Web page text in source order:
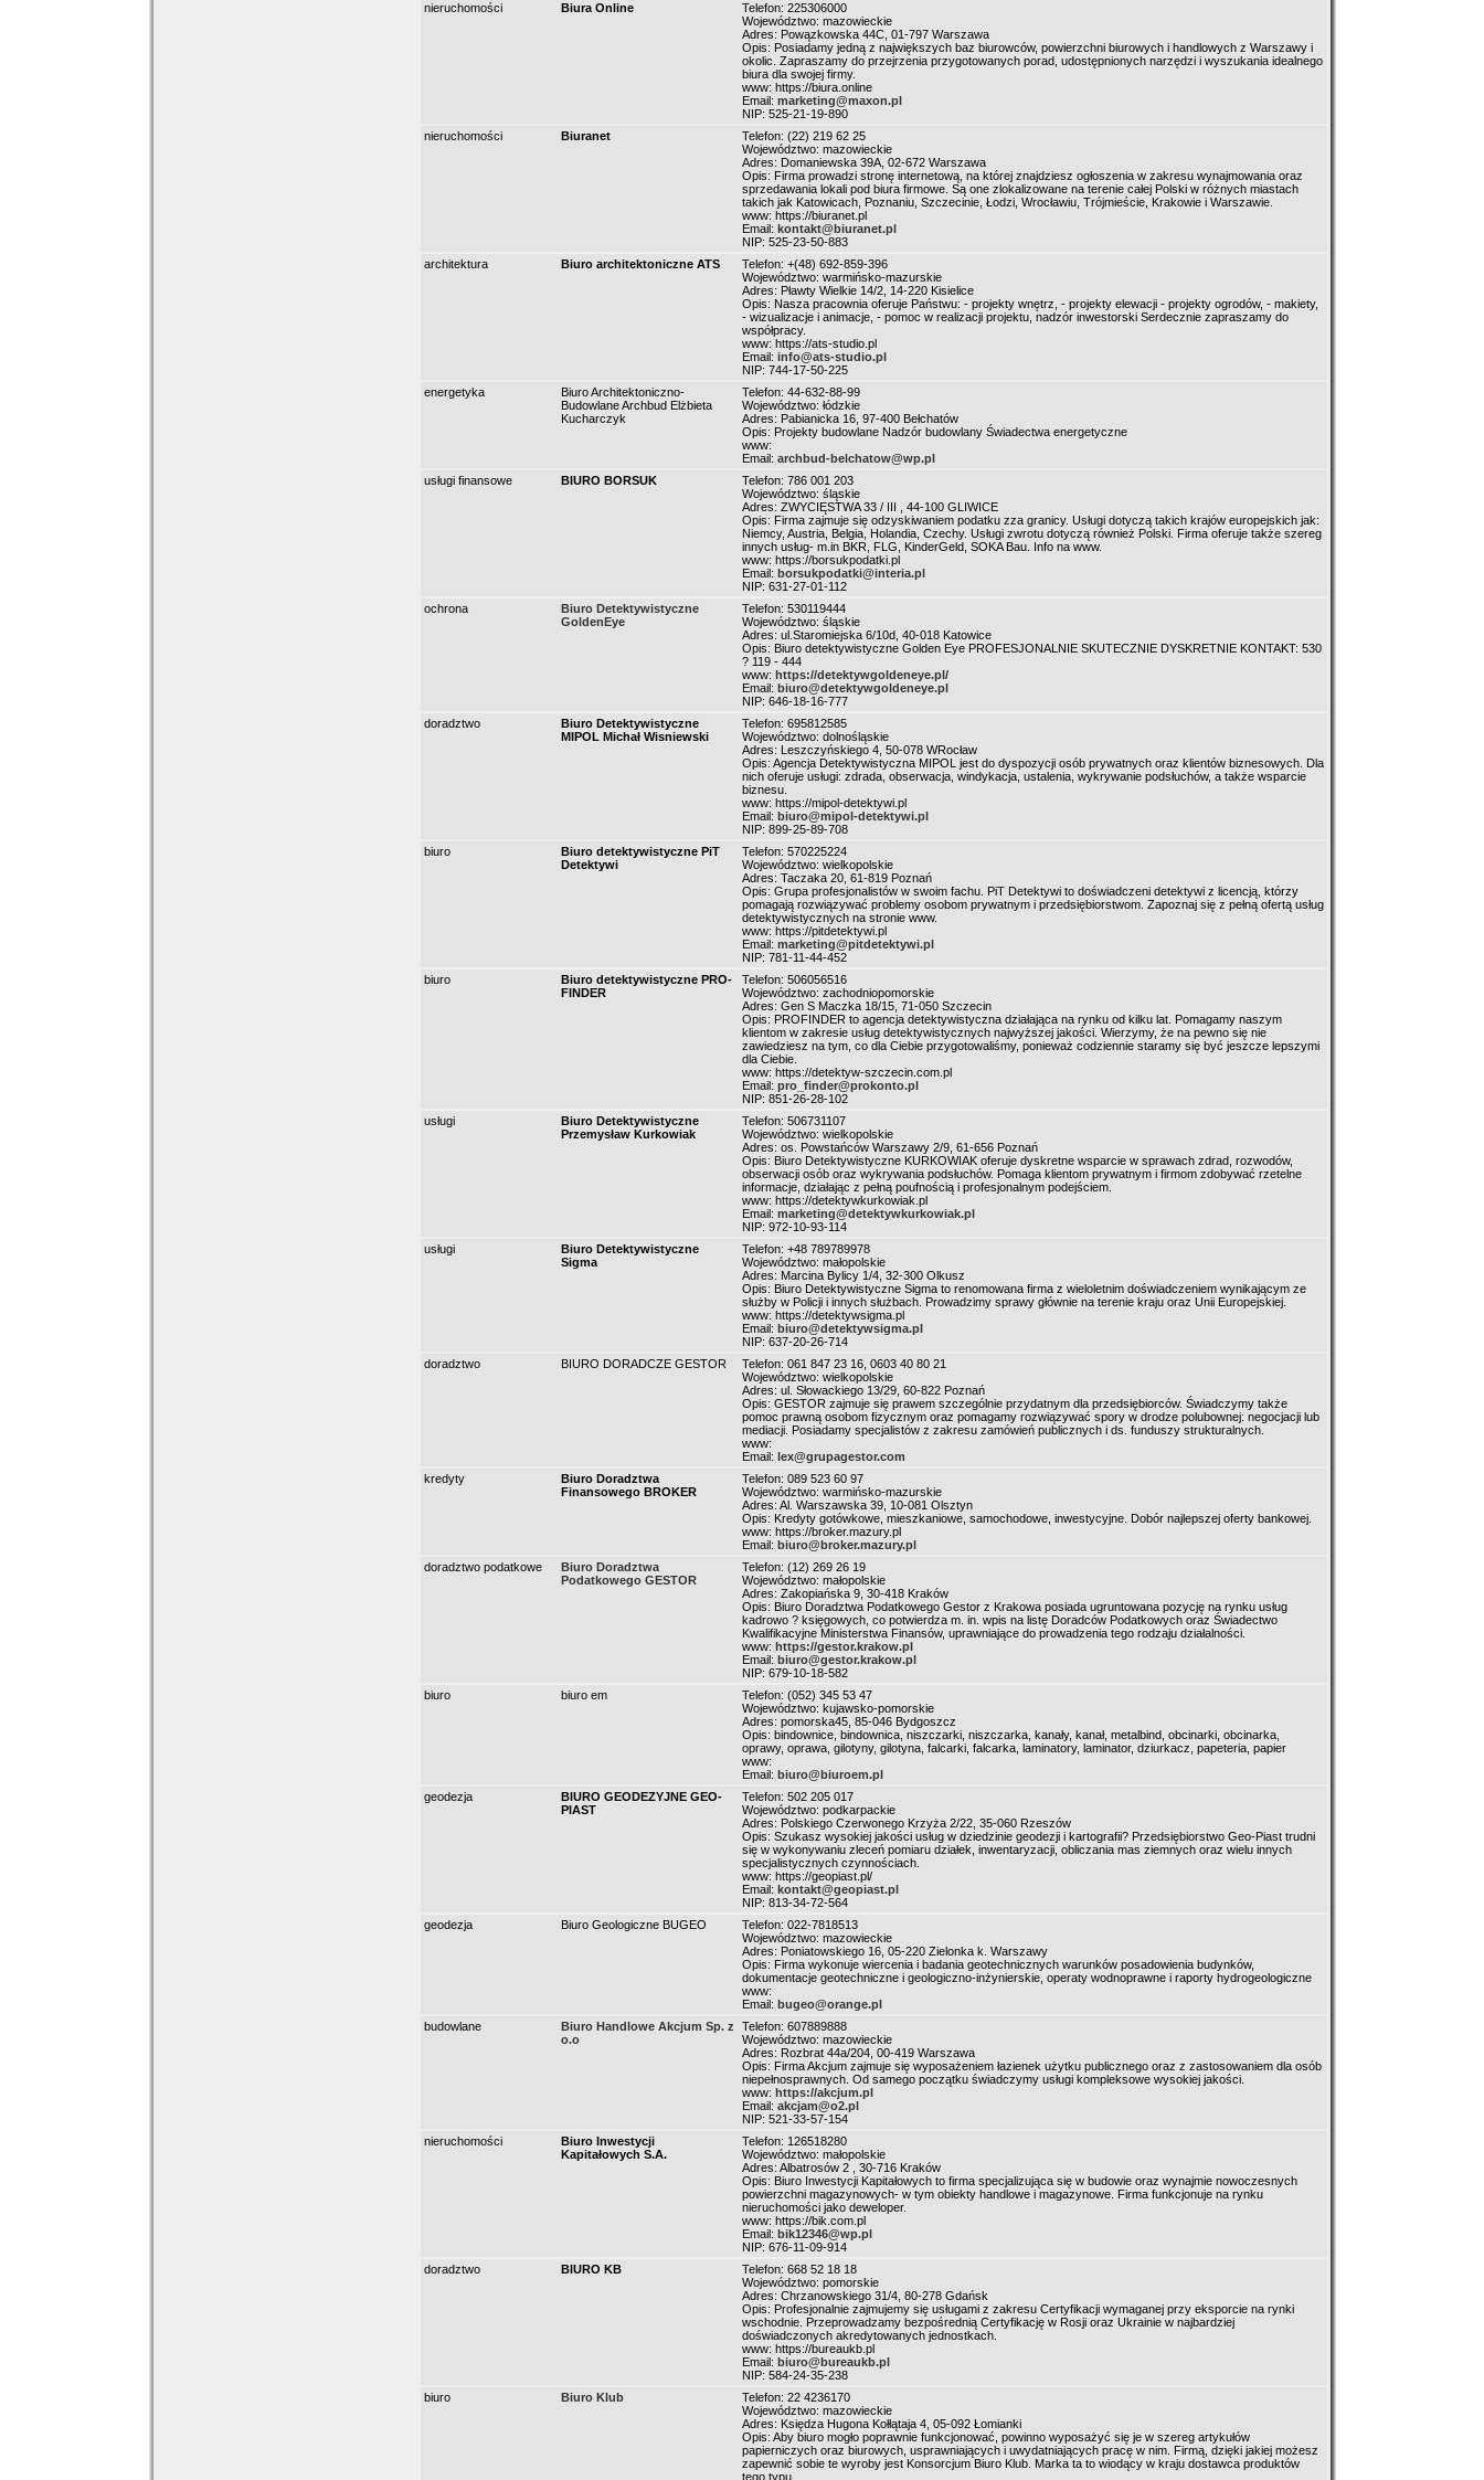
nieruchomości
Biura Online
Telefon: 225306000
Województwo: mazowieckie
Adres: Powązkowska 44C, 01-797 Warszawa
Opis: Posiadamy jedną z największych baz biurowców, powierzchni biurowych i handlowych z Warszawy i
okolic. Zapraszamy do przejrzenia przygotowanych porad, udostępnionych narzędzi i wyszukania idealnego
biura dla swojej firmy.
www: https://biura.online
Email: marketing@maxon.pl
NIP: 525-21-19-890
nieruchomości
Biuranet
Telefon: (22) 219 62 25
Województwo: mazowieckie
Adres: Domaniewska 39A, 02-672 Warszawa
Opis: Firma prowadzi stronę internetową, na której znajdziesz ogłoszenia w zakresu wynajmowania oraz
sprzedawania lokali pod biura firmowe. Są one zlokalizowane na terenie całej Polski w różnych miastach
takich jak Katowicach, Poznaniu, Szczecinie, Łodzi, Wrocławiu, Trójmieście, Krakowie i Warszawie.
www: https://biuranet.pl
Email: kontakt@biuranet.pl
NIP: 525-23-50-883
architektura
Biuro architektoniczne ATS
Telefon: +(48) 692-859-396
Województwo: warmińsko-mazurskie
Adres: Pławty Wielkie 14/2, 14-220 Kisielice
Opis: Nasza pracownia oferuje Państwu: - projekty wnętrz, - projekty elewacji - projekty ogrodów, - makiety,
- wizualizacje i animacje, - pomoc w realizacji projektu, nadzór inwestorski Serdecznie zapraszamy do
współpracy.
www: https://ats-studio.pl
Email: info@ats-studio.pl
NIP: 744-17-50-225
energetyka
Biuro Architektoniczno-
Budowlane Archbud Elżbieta
Kucharczyk
Telefon: 44-632-88-99
Województwo: łódzkie
Adres: Pabianicka 16, 97-400 Bełchatów
Opis: Projekty budowlane Nadzór budowlany Świadectwa energetyczne
www:
Email: archbud-belchatow@wp.pl
usługi finansowe
BIURO BORSUK
Telefon: 786 001 203
Województwo: śląskie
Adres: ZWYCIĘSTWA 33 / III , 44-100 GLIWICE
Opis: Firma zajmuje się odzyskiwaniem podatku zza granicy. Usługi dotyczą takich krajów europejskich jak:
Niemcy, Austria, Belgia, Holandia, Czechy. Usługi zwrotu dotyczą również Polski. Firma oferuje także szereg
innych usług- m.in BKR, FLG, KinderGeld, SOKA Bau. Info na www.
www: https://borsukpodatki.pl
Email: borsukpodatki@interia.pl
NIP: 631-27-01-112
ochrona
Biuro Detektywistyczne
GoldenEye
Telefon: 530119444
Województwo: śląskie
Adres: ul.Staromiejska 6/10d, 40-018 Katowice
Opis: Biuro detektywistyczne Golden Eye PROFESJONALNIE SKUTECZNIE DYSKRETNIE KONTAKT: 530
? 119 - 444
www: https://detektywgoldeneye.pl/
Email: biuro@detektywgoldeneye.pl
NIP: 646-18-16-777
doradztwo
Biuro Detektywistyczne
MIPOL Michał Wisniewski
Telefon: 695812585
Województwo: dolnośląskie
Adres: Leszczyńskiego 4, 50-078 WRocław
Opis: Agencja Detektywistyczna MIPOL jest do dyspozycji osób prywatnych oraz klientów biznesowych. Dla
nich oferuje usługi: zdrada, obserwacja, windykacja, ustalenia, wykrywanie podsłuchów, a także wsparcie
biznesu.
www: https://mipol-detektywi.pl
Email: biuro@mipol-detektywi.pl
NIP: 899-25-89-708
biuro
Biuro detektywistyczne PiT
Detektywi
Telefon: 570225224
Województwo: wielkopolskie
Adres: Taczaka 20, 61-819 Poznań
Opis: Grupa profesjonalistów w swoim fachu. PiT Detektywi to doświadczeni detektywi z licencją, którzy
pomagają rozwiązywać problemy osobom prywatnym i przedsiębiorstwom. Zapoznaj się z pełną ofertą usług
detektywistycznych na stronie www.
www: https://pitdetektywi.pl
Email: marketing@pitdetektywi.pl
NIP: 781-11-44-452
biuro
Biuro detektywistyczne PRO-
FINDER
Telefon: 506056516
Województwo: zachodniopomorskie
Adres: Gen S Maczka 18/15, 71-050 Szczecin
Opis: PROFINDER to agencja detektywistyczna działająca na rynku od kilku lat. Pomagamy naszym
klientom w zakresie usług detektywistycznych najwyższej jakości. Wierzymy, że na pewno się nie
zawiedziesz na tym, co dla Ciebie przygotowaliśmy, ponieważ codziennie staramy się być jeszcze lepszymi
dla Ciebie.
www: https://detektyw-szczecin.com.pl
Email: pro_finder@prokonto.pl
NIP: 851-26-28-102
usługi
Biuro Detektywistyczne
Przemysław Kurkowiak
Telefon: 506731107
Województwo: wielkopolskie
Adres: os. Powstańców Warszawy 2/9, 61-656 Poznań
Opis: Biuro Detektywistyczne KURKOWIAK oferuje dyskretne wsparcie w sprawach zdrad, rozwodów,
obserwacji osób oraz wykrywania podsłuchów. Pomaga klientom prywatnym i firmom zdobywać rzetelne
informacje, działając z pełną poufnością i profesjonalnym podejściem.
www: https://detektywkurkowiak.pl
Email: marketing@detektywkurkowiak.pl
NIP: 972-10-93-114
usługi
Biuro Detektywistyczne
Sigma
Telefon: +48 789789978
Województwo: małopolskie
Adres: Marcina Bylicy 1/4, 32-300 Olkusz
Opis: Biuro Detektywistyczne Sigma to renomowana firma z wieloletnim doświadczeniem wynikającym ze
służby w Policji i innych służbach. Prowadzimy sprawy głównie na terenie kraju oraz Unii Europejskiej.
www: https://detektywsigma.pl
Email: biuro@detektywsigma.pl
NIP: 637-20-26-714
doradztwo
BIURO DORADCZE GESTOR
Telefon: 061 847 23 16, 0603 40 80 21
Województwo: wielkopolskie
Adres: ul. Słowackiego 13/29, 60-822 Poznań
Opis: GESTOR zajmuje się prawem szczególnie przydatnym dla przedsiębiorców. Świadczymy także
pomoc prawną osobom fizycznym oraz pomagamy rozwiązywać spory w drodze polubownej: negocjacji lub
mediacji. Posiadamy specjalistów z zakresu zamówień publicznych i ds. funduszy strukturalnych.
www:
Email: lex@grupagestor.com
kredyty
Biuro Doradztwa
Finansowego BROKER
Telefon: 089 523 60 97
Województwo: warmińsko-mazurskie
Adres: Al. Warszawska 39, 10-081 Olsztyn
Opis: Kredyty gotówkowe, mieszkaniowe, samochodowe, inwestycyjne. Dobór najlepszej oferty bankowej.
www: https://broker.mazury.pl
Email: biuro@broker.mazury.pl
doradztwo podatkowe
Biuro Doradztwa
Podatkowego GESTOR
Telefon: (12) 269 26 19
Województwo: małopolskie
Adres: Zakopiańska 9, 30-418 Kraków
Opis: Biuro Doradztwa Podatkowego Gestor z Krakowa posiada ugruntowana pozycję na rynku usług
kadrowo ? księgowych, co potwierdza m. in. wpis na listę Doradców Podatkowych oraz Świadectwo
Kwalifikacyjne Ministerstwa Finansów, uprawniające do prowadzenia tego rodzaju działalności.
www: https://gestor.krakow.pl
Email: biuro@gestor.krakow.pl
NIP: 679-10-18-582
biuro
biuro em
Telefon: (052) 345 53 47
Województwo: kujawsko-pomorskie
Adres: pomorska45, 85-046 Bydgoszcz
Opis: bindownice, bindownica, niszczarki, niszczarka, kanały, kanał, metalbind, obcinarki, obcinarka,
oprawy, oprawa, gilotyny, gilotyna, falcarki, falcarka, laminatory, laminator, dziurkacz, papeteria, papier
www:
Email: biuro@biuroem.pl
geodezja
BIURO GEODEZYJNE GEO-
PIAST
Telefon: 502 205 017
Województwo: podkarpackie
Adres: Polskiego Czerwonego Krzyża 2/22, 35-060 Rzeszów
Opis: Szukasz wysokiej jakości usług w dziedzinie geodezji i kartografii? Przedsiębiorstwo Geo-Piast trudni
się w wykonywaniu zleceń pomiaru działek, inwentaryzacji, obliczania mas ziemnych oraz wielu innych
specjalistycznych czynnościach.
www: https://geopiast.pl/
Email: kontakt@geopiast.pl
NIP: 813-34-72-564
geodezja
Biuro Geologiczne BUGEO
Telefon: 022-7818513
Województwo: mazowieckie
Adres: Poniatowskiego 16, 05-220 Zielonka k. Warszawy
Opis: Firma wykonuje wiercenia i badania geotechnicznych warunków posadowienia budynków,
dokumentacje geotechniczne i geologiczno-inżynierskie, operaty wodnoprawne i raporty hydrogeologiczne
www:
Email: bugeo@orange.pl
budowlane
Biuro Handlowe Akcjum Sp. z
o.o
Telefon: 607889888
Województwo: mazowieckie
Adres: Rozbrat 44a/204, 00-419 Warszawa
Opis: Firma Akcjum zajmuje się wyposażeniem łazienek użytku publicznego oraz z zastosowaniem dla osób
niepełnosprawnych. Od samego początku świadczymy usługi kompleksowe wysokiej jakości.
www: https://akcjum.pl
Email: akcjam@o2.pl
NIP: 521-33-57-154
nieruchomości
Biuro Inwestycji
Kapitałowych S.A.
Telefon: 126518280
Województwo: małopolskie
Adres: Albatrosów 2 , 30-716 Kraków
Opis: Biuro Inwestycji Kapitałowych to firma specjalizująca się w budowie oraz wynajmie nowoczesnych
powierzchni magazynowych- w tym obiekty handlowe i magazynowe. Firma funkcjonuje na rynku
nieruchomości jako deweloper.
www: https://bik.com.pl
Email: bik12346@wp.pl
NIP: 676-11-09-914
doradztwo
BIURO KB
Telefon: 668 52 18 18
Województwo: pomorskie
Adres: Chrzanowskiego 31/4, 80-278 Gdańsk
Opis: Profesjonalnie zajmujemy się usługami z zakresu Certyfikacji wymaganej przy eksporcie na rynki
wschodnie. Przeprowadzamy bezpośrednią Certyfikację w Rosji oraz Ukrainie w najbardziej
doświadczonych akredytowanych jednostkach.
www: https://bureaukb.pl
Email: biuro@bureaukb.pl
NIP: 584-24-35-238
biuro
Biuro Klub
Telefon: 22 4236170
Województwo: mazowieckie
Adres: Księdza Hugona Kołłątaja 4, 05-092 Łomianki
Opis: Aby biuro mogło poprawnie funkcjonować, powinno wyposażyć się je w szereg artykułów
papierniczych oraz biurowych, usprawniających i uwydatniających pracę w nim. Firmą, dzięki jakiej możesz
zapewnić sobie te wyroby jest Konsorcjum Biuro Klub. Marka ta to wiodący w kraju dostawca produktów
tego typu.